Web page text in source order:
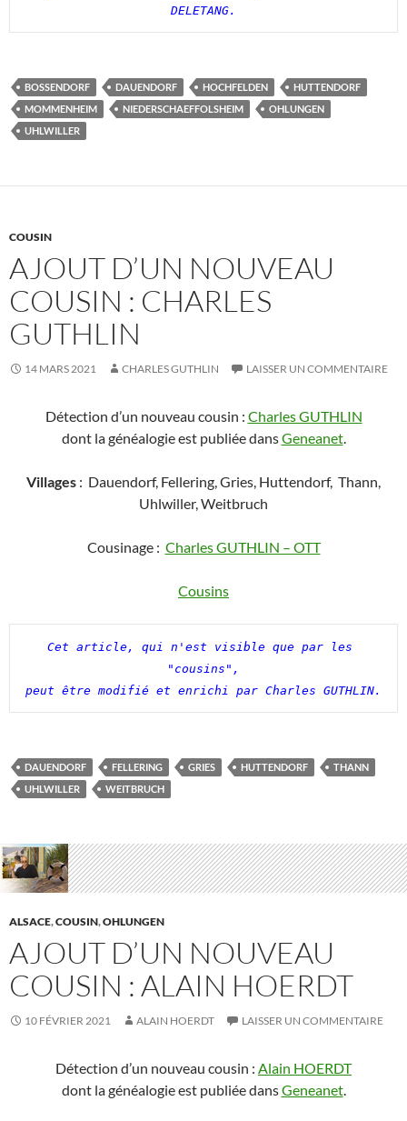
DELETANG.
BOSSENDORF DAUENDORF HOCHFELDEN
HUTTENDORF
MOMMENHEIM
NIEDERSCHAEFFOLSHEIM
OHLUNGEN
UHLWILLER
COUSIN
AJOUT D’UN NOUVEAU
COUSIN : CHARLES
GUTHLIN
14 MARS 2021 CHARLES GUTHLIN LAISSER UN COMMENTAIRE
Détection d’un nouveau cousin : Charles GUTHLIN
dont la généalogie est publiée dansGeneanet.
Villages : Dauendorf, Fellering, Gries, Huttendorf, Thann,
Uhlwiller, Weitbruch
Cousinage : Charles GUTHLIN – OTT
Cousins
Cet article, qui n'est visible que par les
"cousins",
peut être modifié et enrichi par Charles GUTHLIN.
DAUENDORF FELLERING GRIES HUTTENDORF
THANN
UHLWILLER
WEITBRUCH
ALSACE,COUSIN,OHLUNGEN
AJOUT D’UN NOUVEAU
COUSIN : ALAIN HOERDT
10 FÉVRIER 2021 ALAIN HOERDT LAISSER UN COMMENTAIRE
Détection d’un nouveau cousin : Alain HOERDT
dont la généalogie est publiée dansGeneanet.